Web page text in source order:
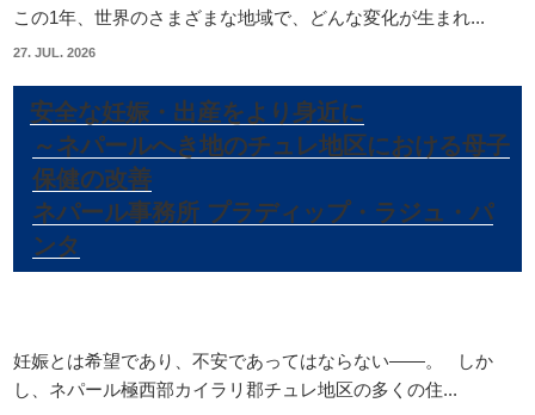
この1年、世界のさまざまな地域で、どんな変化が生まれ...
27. JUL. 2026
安全な妊娠・出産をより身近に
～ネパールへき地のチュレ地区における母子
保健の改善
ネパール事務所 プラディップ・ラジュ・パ
ンタ
妊娠とは希望であり、不安であってはならない――。 しか
し、ネパール極西部カイラリ郡チュレ地区の多くの住...